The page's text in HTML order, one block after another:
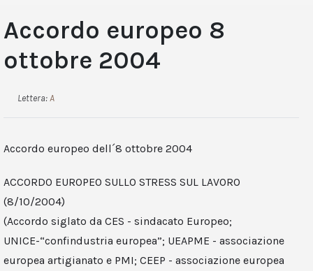
Accordo europeo 8
ottobre 2004
Lettera: A
Accordo europeo dell´8 ottobre 2004
ACCORDO EUROPEO SULLO STRESS SUL LAVORO
(8/10/2004)
(Accordo siglato da CES - sindacato Europeo;
UNICE-“confindustria europea”; UEAPME - associazione
europea artigianato e PMI; CEEP - associazione europea